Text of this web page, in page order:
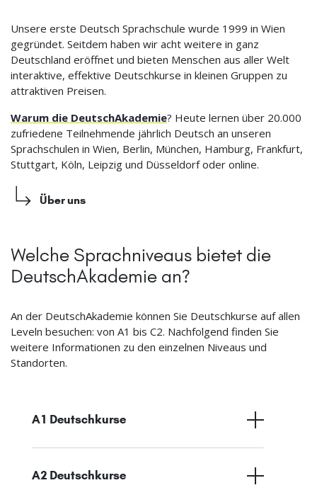
Unsere erste Deutsch Sprachschule wurde 1999 in Wien
gegründet. Seitdem haben wir acht weitere in ganz
Deutschland eröffnet und bieten Menschen aus aller Welt
interaktive, effektive Deutschkurse in kleinen Gruppen zu
attraktiven Preisen.
Warum die DeutschAkademie? Heute lernen über 20.000
zufriedene Teilnehmende jährlich Deutsch an unseren
Sprachschulen in Wien, Berlin, München, Hamburg, Frankfurt,
Stuttgart, Köln, Leipzig und Düsseldorf oder online.
Über uns
Welche Sprachniveaus bietet die
DeutschAkademie an?
An der DeutschAkademie können Sie Deutschkurse auf allen
Leveln besuchen: von A1 bis C2. Nachfolgend finden Sie
weitere Informationen zu den einzelnen Niveaus und
Standorten.
A1 Deutschkurse
A2 Deutschkurse